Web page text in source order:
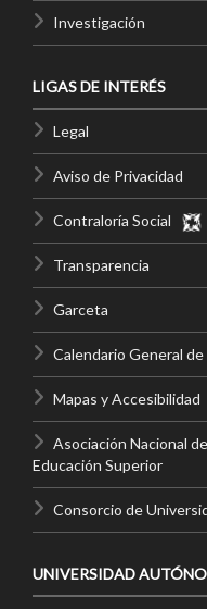
Investigación
LIGAS DE INTERÉS
Legal
Aviso de Privacidad
Contraloría Social
Transparencia
Garceta
Calendario General
Mapas y Accesibilidad
Asociación Nacional
Educación Superior
Consorcio de
UNIVERSIDAD